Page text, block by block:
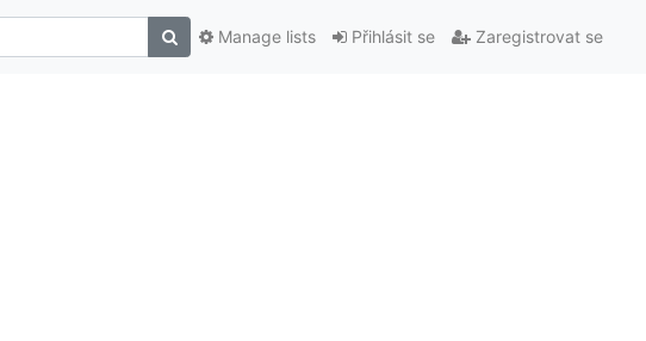
Přihlásit se Zaregistrovat se
Manage lists